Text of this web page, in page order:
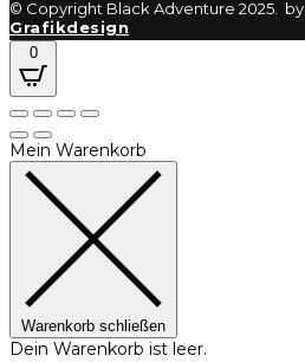
© Copyright Black Adventure 2025. by
Grafikdesign
0
Mein Warenkorb
Warenkorb schließen
Dein Warenkorb ist leer.